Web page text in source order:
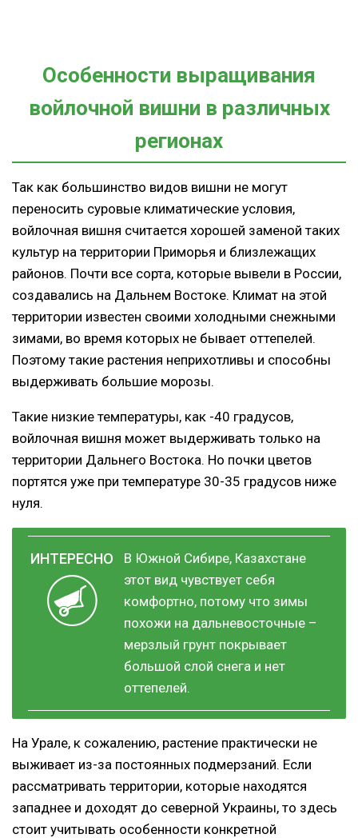
Особенности выращивания
войлочной вишни в различных
регионах
Так как большинство видов вишни не могут
переносить суровые климатические условия,
войлочная вишня считается хорошей заменой таких
культур на территории Приморья и близлежащих
районов. Почти все сорта, которые вывели в России,
создавались на Дальнем Востоке. Климат на этой
территории известен своими холодными снежными
зимами, во время которых не бывает оттепелей.
Поэтому такие растения неприхотливы и способны
выдерживать большие морозы.
Такие низкие температуры, как -40 градусов,
войлочная вишня может выдерживать только на
территории Дальнего Востока. Но почки цветов
портятся уже при температуре 30-35 градусов ниже
нуля.
В Южной Сибире, Казахстане
этот вид чувствует себя
комфортно, потому что зимы
похожи на дальневосточные –
мерзлый грунт покрывает
большой слой снега и нет
оттепелей.
На Урале, к сожалению, растение практически не
выживает из-за постоянных подмерзаний. Если
рассматривать территории, которые находятся
западнее и доходят до северной Украины, то здесь
стоит учитывать особенности конкретной